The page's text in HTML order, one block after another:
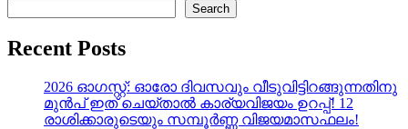
Search
Recent Posts
2026 ഓഗസ്റ്റ്: ഓരോ ദിവസവും വീടുവിട്ടിറങ്ങുന്നതിനു
മുൻപ് ഇത് ചെയ്താൽ കാര്യവിജയം ഉറപ്പ്! 12
രാശിക്കാരുടെയും സമ്പൂർണ്ണ വിജയമാസഫലം!